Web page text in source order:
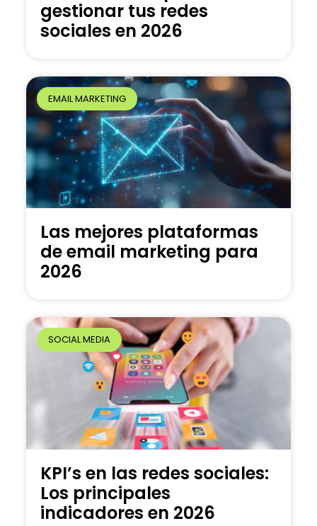
gestionar tus redes
sociales en 2026
EMAIL MARKETING
Las mejores plataformas
de email marketing para
2026
SOCIAL MEDIA
KPI’s en las redes sociales:
Los principales
indicadores en 2026